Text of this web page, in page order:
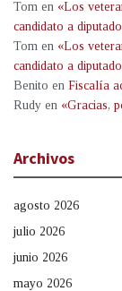
Tom en «Los
candidato a
Tom en «Los
candidato a
Benito en Fiscalía
Rudy en «Gracias,
Archivos
agosto 2026
julio 2026
junio 2026
mayo 2026